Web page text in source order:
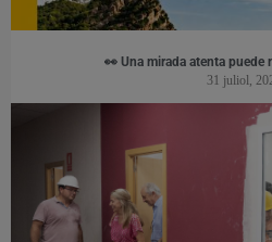
👀 Una mirada atenta puede
31 juliol,